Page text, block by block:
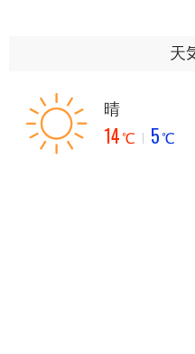
天
晴
14℃ 5℃